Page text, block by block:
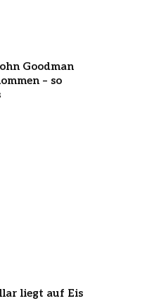
Goodman
– so
liegt auf Eis